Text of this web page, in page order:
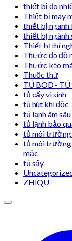
thiết bị đo
Thiết bị may
thiết bị ngành
thiết bị ngành
Thiết bị thí
Thước đo độ
Thước kéo
Thuốc thử
TỦ BOD -
tủ cấy vi sinh
tủ hút khí độc
tủ lạnh âm sâu
tủ lạnh bảo
tủ môi trường
tủ môi trường
mặc
tủ sấy
ZHIQU